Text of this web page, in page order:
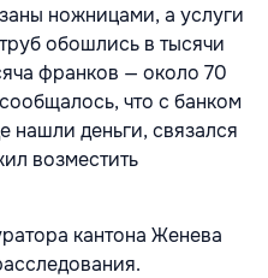
ножницами, а услуги
обошлись в тысячи
франков — около 70
что с банком
нашли деньги, связался
возместить
кантона Женева